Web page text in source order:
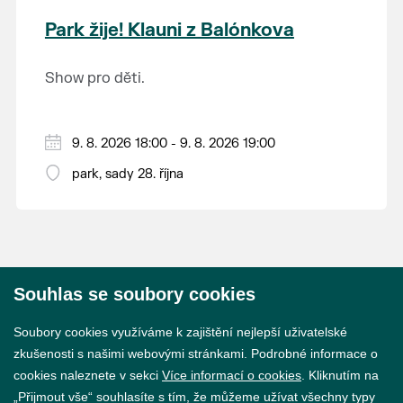
krajina na světě, která je zapsána na Seznam
světového přírodního a kulturního dědictví
Park žije! Klauni z Balónkova
Show pro děti.
9. 8. 2026 18:00 - 9. 8. 2026 19:00
park, sady 28. října
Souhlas se soubory cookies
Soubory cookies využíváme k zajištění nejlepší uživatelské
zkušenosti s našimi webovými stránkami. Podrobné informace o
cookies naleznete v sekci Více informací o cookies . Kliknutím na
„Přijmout vše“ souhlasíte s tím, že můžeme užívat všechny typy